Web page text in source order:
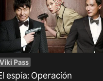
Viki Pass
espía: Operación